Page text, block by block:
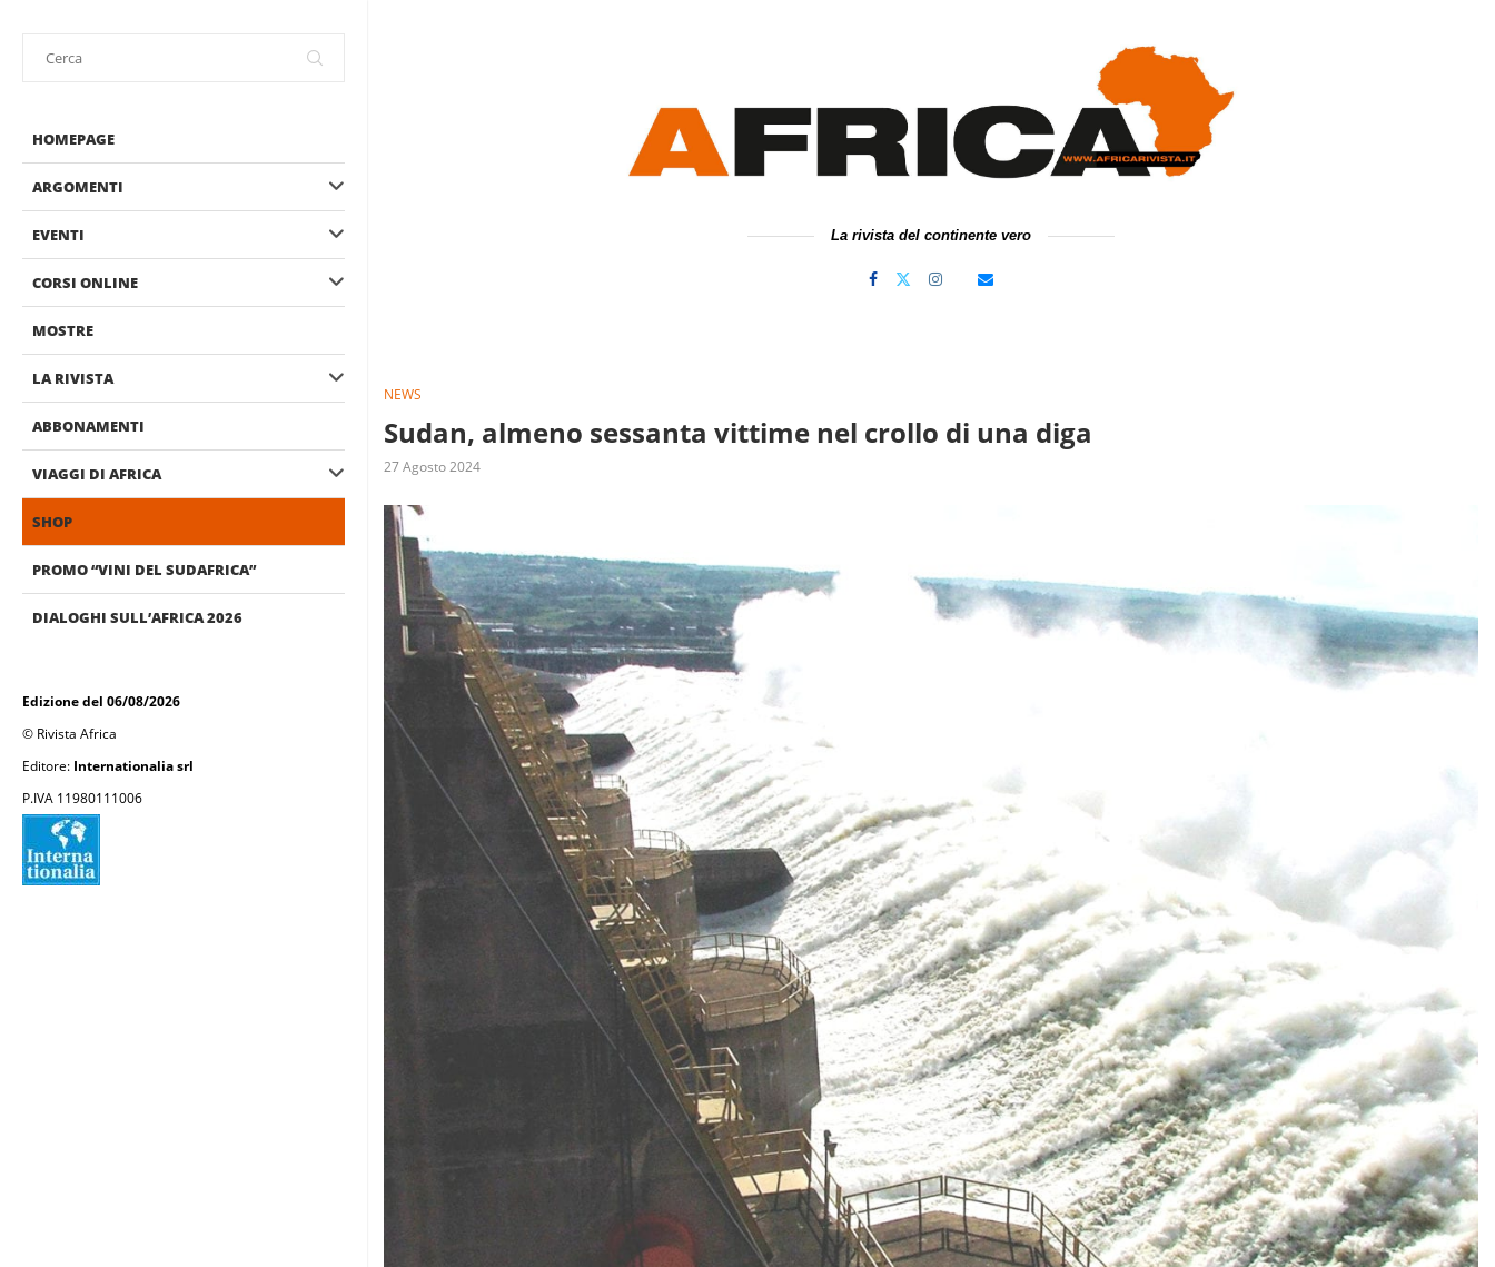
HOMEPAGE
ARGOMENTI
EVENTI
CORSI ONLINE
MOSTRE
LA RIVISTA
ABBONAMENTI
VIAGGI DI AFRICA
SHOP
PROMO “VINI DEL SUDAFRICA”
DIALOGHI SULL’AFRICA 2026
Edizione del 06/08/2026
© Rivista Africa
Editore: Internationalia srl
P.IVA 11980111006
La rivista del continente vero
NEWS
Sudan, almeno sessanta vittime nel crollo di una diga
27 Agosto 2024